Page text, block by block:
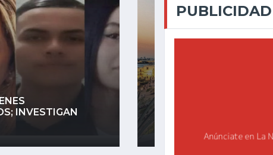
CONVIERTE EL
EN MÁS DE...
PUBLICIDAD